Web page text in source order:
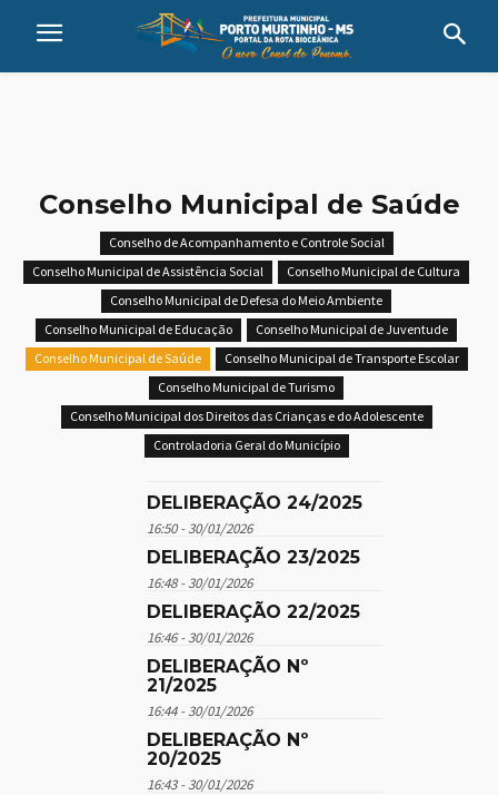
Conselho Municipal de Saúde
Conselho de Acompanhamento e Controle Social
Conselho Municipal de Assistência Social
Conselho Municipal de Cultura
Conselho Municipal de Defesa do Meio Ambiente
Conselho Municipal de Educação
Conselho Municipal de Juventude
Conselho Municipal de Saúde
Conselho Municipal de Transporte Escolar
Conselho Municipal de Turismo
Conselho Municipal dos Direitos das Crianças e do Adolescente
Controladoria Geral do Município
DELIBERAÇÃO 24/2025
16:50 - 30/01/2026
DELIBERAÇÃO 23/2025
16:48 - 30/01/2026
DELIBERAÇÃO 22/2025
16:46 - 30/01/2026
DELIBERAÇÃO Nº
21/2025
16:44 - 30/01/2026
DELIBERAÇÃO Nº
20/2025
16:43 - 30/01/2026